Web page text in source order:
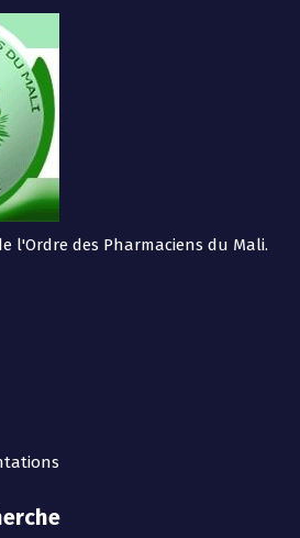
l'Ordre des Pharmaciens du Mali.